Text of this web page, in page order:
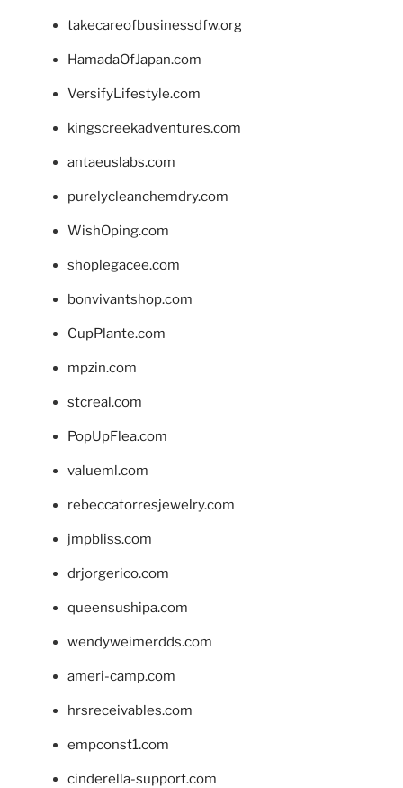
takecareofbusinessdfw.org
HamadaOfJapan.com
VersifyLifestyle.com
kingscreekadventures.com
antaeuslabs.com
purelycleanchemdry.com
WishOping.com
shoplegacee.com
bonvivantshop.com
CupPlante.com
mpzin.com
stcreal.com
PopUpFlea.com
valueml.com
rebeccatorresjewelry.com
jmpbliss.com
drjorgerico.com
queensushipa.com
wendyweimerdds.com
ameri-camp.com
hrsreceivables.com
empconst1.com
cinderella-support.com